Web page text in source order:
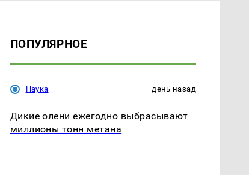
ПОПУЛЯРНОЕ
Наука день назад
Дикие олени ежегодно выбрасывают
миллионы тонн метана